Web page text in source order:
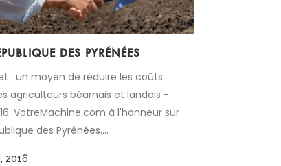
DES PYRÉNÉES
: un moyen de réduire les coûts
agriculteurs béarnais et landais -
VotreMachine.com à l'honneur sur
des Pyrénées....
2016